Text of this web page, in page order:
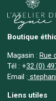
Boutique
Magasin : Rue
Tél : +32 (0)
Email :
Liens utiles